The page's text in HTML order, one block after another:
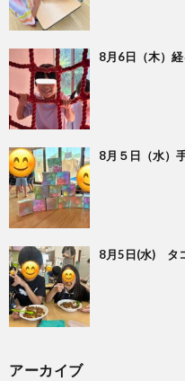
8月6日（木）
8月５日（水）
8月5日(水) タ
アーカイブ